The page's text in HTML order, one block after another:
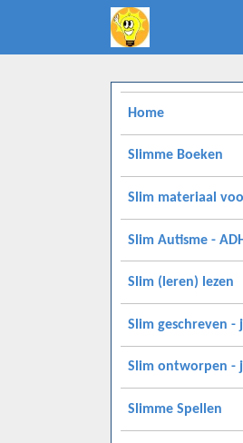
Home
Slimme Boeken
Slim materiaal
Slim Autisme -
Slim (leren) lezen
Slim geschreven -
Slim ontworpen -
Slimme Spellen